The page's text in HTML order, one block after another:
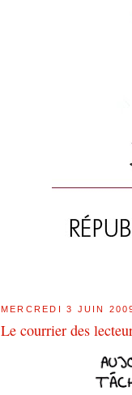
MERCREDI 3 JUIN
Le courrier des